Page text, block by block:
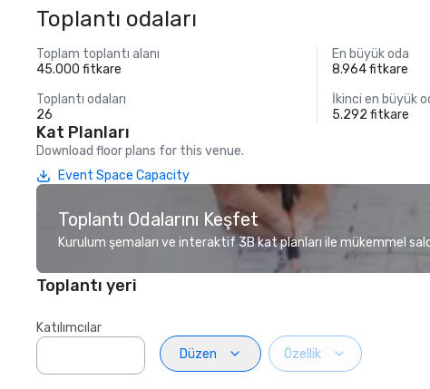
Toplantı odaları
Toplam toplantı alanı
45.000 fitkare
En büyük oda
8.964 fitkare
Toplantı odaları
26
İkinci en büyük
5.292 fitkare
Kat Planları
Download floor plans for this venue.
Event Space Capacity
Toplantı Odalarını Keşfet
Kurulum şemaları ve interaktif 3B kat planları ile mükemmel
Toplantı yeri
Katılımcılar
Düzen
Özellik